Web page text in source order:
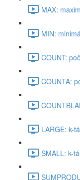
MAX:
MIN:
COUNT:
COUNTA:
LARGE: k-
SMALL: k-